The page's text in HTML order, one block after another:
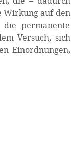
Wirkung auf den
permanente
Versuch, sich
Einordnungen,